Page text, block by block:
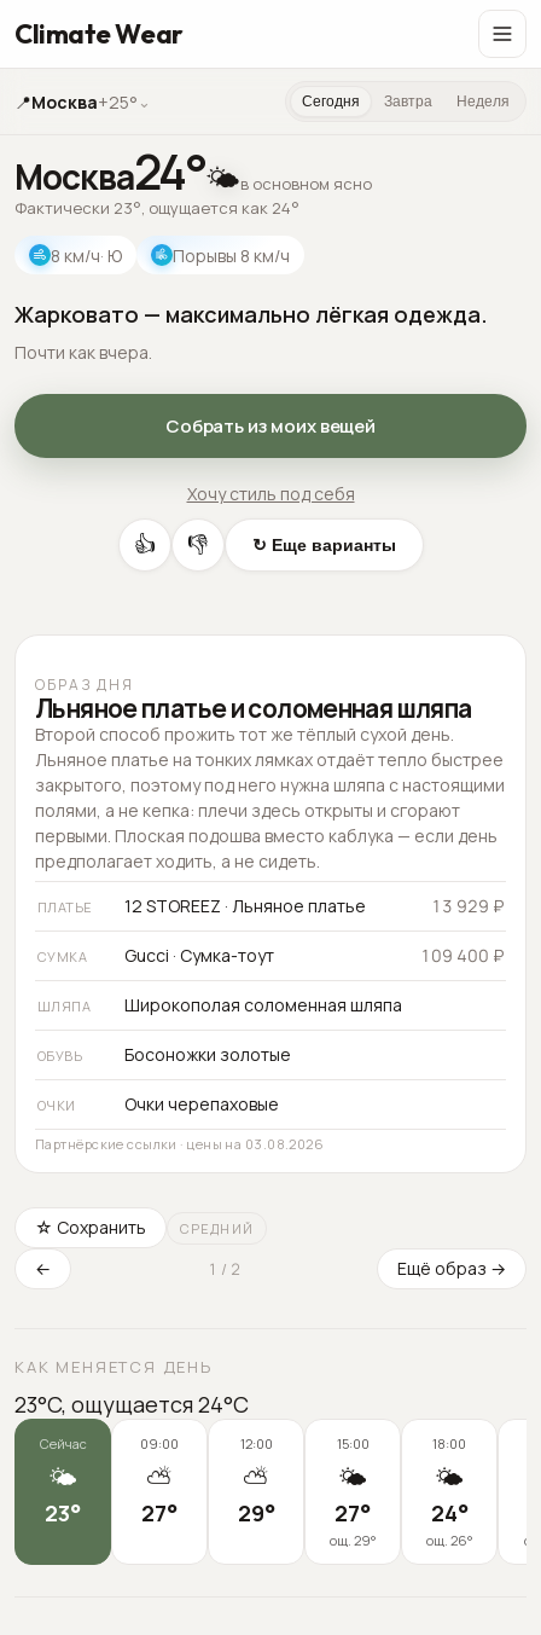
Climate Wear
📍Москва+25° ⌄ Сегодня Завтра Неделя
Москва24°🌤️в основном ясно
Фактически 23°, ощущается как 24°
8 км/ч· Ю Порывы 8 км/ч
Жарковато — максимально лёгкая одежда.
Почти как вчера.
Собрать из моих вещей
Хочу стиль под себя
👍 👎 ↻ Еще варианты
ОБРАЗ ДНЯ
Льняное платье и соломенная шляпа
Второй способ прожить тот же тёплый сухой день.
Льняное платье на тонких лямках отдаёт тепло быстрее
закрытого, поэтому под него нужна шляпа с настоящими
полями, а не кепка: плечи здесь открыты и сгорают
первыми. Плоская подошва вместо каблука — если день
предполагает ходить, а не сидеть.
ПЛАТЬЕ 12 STOREEZ · Льняное платье 13 929 ₽
СУМКА Gucci · Сумка-тоут 109 400 ₽
ШЛЯПА Широкополая соломенная шляпа
ОБУВЬ Босоножки золотые
ОЧКИ Очки черепаховые
Партнёрские ссылки · цены на 03.08.2026
☆ Сохранить СРЕДНИЙ
← 1 / 2 Ещё образ →
КАК МЕНЯЕТСЯ ДЕНЬ
23°C, ощущается 24°C
Сейчас
🌤️
23°
09:00
⛅
27°
12:00
⛅
29°
15:00
🌤️
27°
ощ. 29°
18:00
🌤️
24°
ощ. 26°